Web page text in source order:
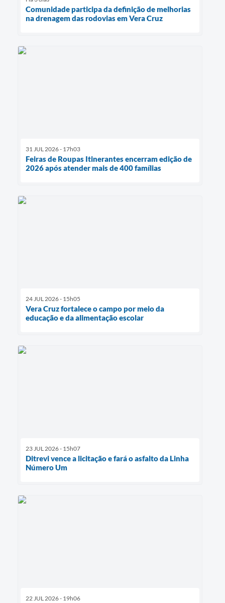
Comunidade participa da definição de melhorias
na drenagem das rodovias em Vera Cruz
31 JUL 2026 - 17h03
Feiras de Roupas Itinerantes encerram edição de
2026 após atender mais de 400 famílias
24 JUL 2026 - 15h05
Vera Cruz fortalece o campo por meio da
educação e da alimentação escolar
23 JUL 2026 - 15h07
Ditrevi vence a licitação e fará o asfalto da Linha
Número Um
22 JUL 2026 - 19h06